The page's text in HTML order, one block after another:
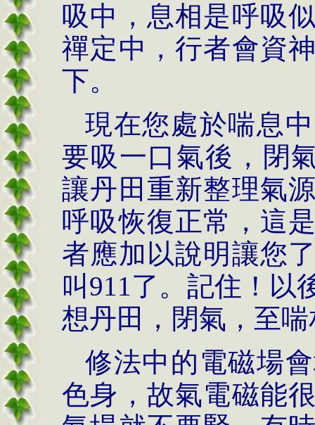
吸中，息相是呼吸
禪定中，行者會資
下。
現在您處於喘息
要吸一口氣後，閉
讓丹田重新整理氣
呼吸恢復正常，這
者應加以說明讓您
叫 911了。記住！以
想丹田，閉氣，至
修法中的電磁場
色身，故氣電磁能